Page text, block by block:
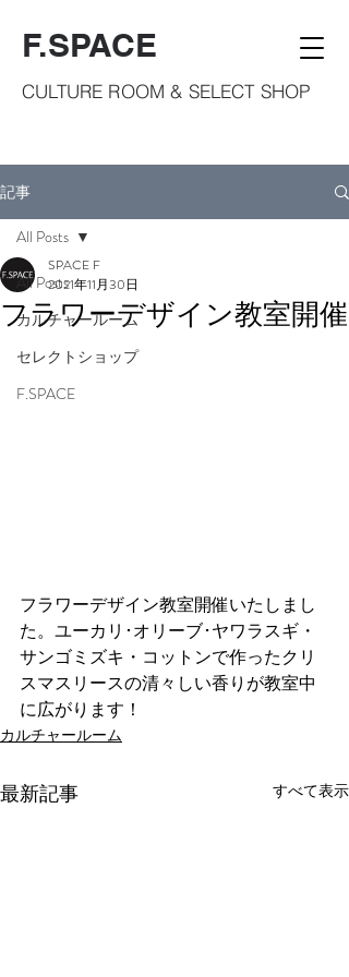
F.SPACE
CULTURE ROOM & SELECT SHOP
記事
All Posts
カルチャールーム
セレクトショップ
F.SPACE
All Posts
フラワーデザイン教室開催
SPACE F
2021年11月30日
フラワーデザイン教室開催いたしまし
た。ユーカリ･オリーブ･ヤワラスギ・
サンゴミズキ・コットンで作ったクリ
スマスリースの清々しい香りが教室中
に広がります！
カルチャールーム
最新記事 すべて表示